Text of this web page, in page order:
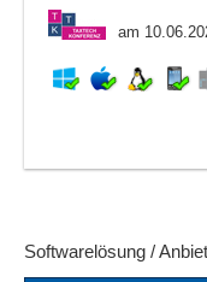
am
Softwarelösung /